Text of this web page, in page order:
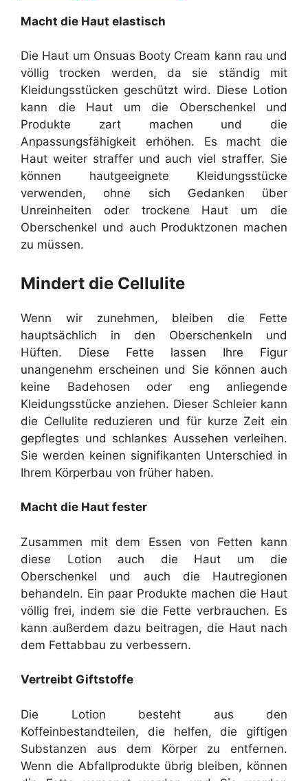
Macht die Haut elastisch
Die Haut um Onsuas Booty Cream kann rau und
völlig trocken werden, da sie ständig mit
Kleidungsstücken geschützt wird. Diese Lotion
kann die Haut um die Oberschenkel und
Produkte zart machen und die
Anpassungsfähigkeit erhöhen. Es macht die
Haut weiter straffer und auch viel straffer. Sie
können hautgeeignete Kleidungsstücke
verwenden, ohne sich Gedanken über
Unreinheiten oder trockene Haut um die
Oberschenkel und auch Produktzonen machen
zu müssen.
Mindert die Cellulite
Wenn wir zunehmen, bleiben die Fette
hauptsächlich in den Oberschenkeln und
Hüften. Diese Fette lassen Ihre Figur
unangenehm erscheinen und Sie können auch
keine Badehosen oder eng anliegende
Kleidungsstücke anziehen. Dieser Schleier kann
die Cellulite reduzieren und für kurze Zeit ein
gepflegtes und schlankes Aussehen verleihen.
Sie werden keinen signifikanten Unterschied in
Ihrem Körperbau von früher haben.
Macht die Haut fester
Zusammen mit dem Essen von Fetten kann
diese Lotion auch die Haut um die
Oberschenkel und auch die Hautregionen
behandeln. Ein paar Produkte machen die Haut
völlig frei, indem sie die Fette verbrauchen. Es
kann außerdem dazu beitragen, die Haut nach
dem Fettabbau zu verbessern.
Vertreibt Giftstoffe
Die Lotion besteht aus den
Koffeinbestandteilen, die helfen, die giftigen
Substanzen aus dem Körper zu entfernen.
Wenn die Abfallprodukte übrig bleiben, können